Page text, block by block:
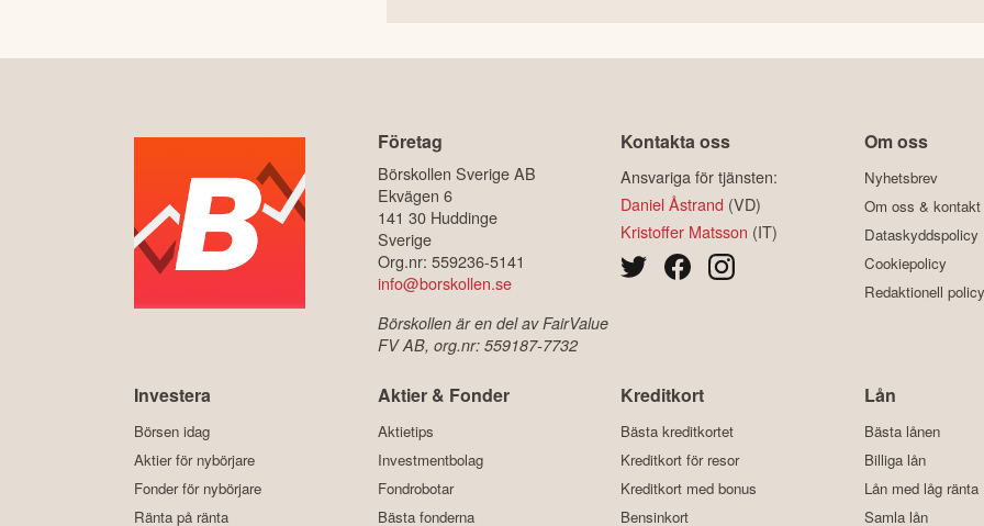
Företag
Börskollen Sverige AB
Ekvägen 6
141 30 Huddinge
Sverige
Org.nr: 559236-5141
info@borskollen.se
Börskollen är en del av FairValue
FV AB, org.nr: 559187-7732
Kontakta oss
Ansvariga för tjänsten:
Daniel Åstrand (VD)
Kristoffer Matsson (IT)
Om oss
Nyhetsbrev
Om oss & kontakt
Dataskyddspolicy
Cookiepolicy
Redaktionell policy
Investera
Börsen idag
Aktier för nybörjare
Fonder för nybörjare
Ränta på ränta
Aktier & Fonder
Aktietips
Investmentbolag
Fondrobotar
Bästa fonderna
Kreditkort
Bästa kreditkortet
Kreditkort för resor
Kreditkort med bonus
Bensinkort
Lån
Bästa lånen
Billiga lån
Lån med låg ränta
Samla lån